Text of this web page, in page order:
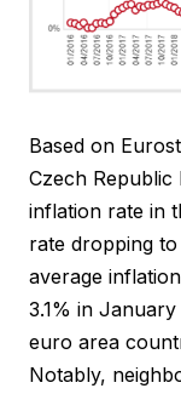
Based on
Czech Republic
inflation rate in
rate dropping
average
3.1% in
euro area
Notably,